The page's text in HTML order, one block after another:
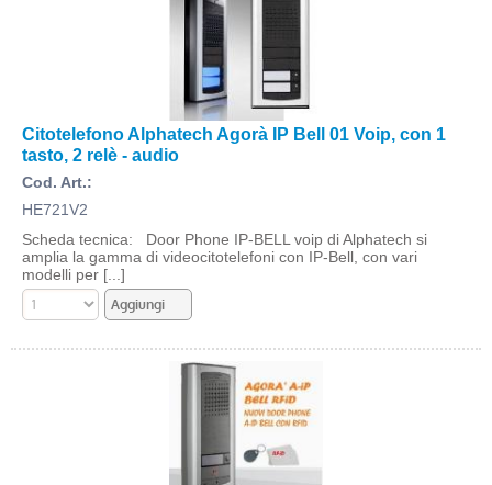
Citotelefono Alphatech Agorà IP Bell 01 Voip, con 1
tasto, 2 relè - audio
Cod. Art.:
HE721V2
Scheda tecnica: Door Phone IP-BELL voip di Alphatech si
amplia la gamma di videocitotelefoni con IP-Bell, con vari
modelli per [...]